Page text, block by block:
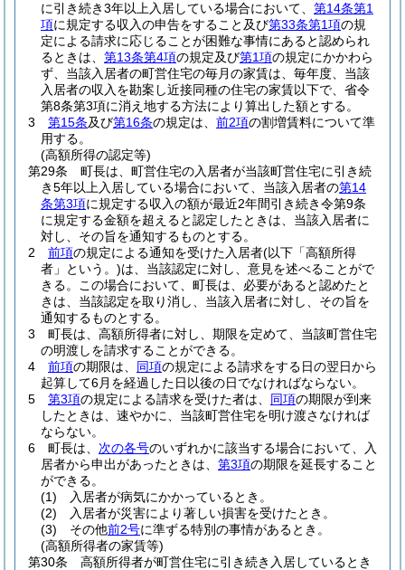
に引き続き3年以上入居している場合において、 第14条第1
項に規定する収入の申告をすること及び第33条第1項の規
定による請求に応じることが困難な事情にあると認められ
るときは、 第13条第4項の規定及び第1項の規定にかかわら
ず、当該入居者の町営住宅の毎月の家賃は、毎年度、当該
入居者の収入を勘案し近接同種の住宅の家賃以下で、省令
第8条第3項に消え地する方法により算出した額とする。
3
第15条及び第16条の規定は、 前2項の割増賃料について準
用する。
(高額所得の認定等)
第29条
町長は、町営住宅の入居者が当該町営住宅に引き続
き5年以上入居している場合において、当該入居者の第14
条第3項に規定する収入の額が最近2年間引き続き令第9条
に規定する金額を超えると認定したときは、当該入居者に
対し、その旨を通知するものとする。
2
前項の規定による通知を受けた入居者(以下「高額所得
者」という。)は、当該認定に対し、意見を述べることがで
きる。
この場合において、町長は、必要があると認めたと
きは、当該認定を取り消し、当該入居者に対し、その旨を
通知するものとする。
3
町長は、高額所得者に対し、期限を定めて、当該町営住宅
の明渡しを請求することができる。
4
前項の期限は、 同項の規定による請求をする日の翌日から
起算して6月を経過した日以後の日でなければならない。
5
第3項の規定による請求を受けた者は、 同項の期限が到来
したときは、速やかに、当該町営住宅を明け渡さなければ
ならない。
6
町長は、 次の各号のいずれかに該当する場合において、入
居者から申出があったときは、 第3項の期限を延長すること
ができる。
(1)
入居者が病気にかかっているとき。
(2)
入居者が災害により著しい損害を受けたとき。
(3)
その他前2号に準ずる特別の事情があるとき。
(高額所得者の家賃等)
第30条
高額所得者が町営住宅に引き続き入居しているとき